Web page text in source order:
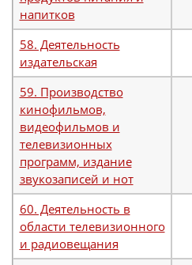
напитков
58. Деятельность
издательская
59. Производство
кинофильмов,
видеофильмов и
телевизионных
программ, издание
звукозаписей и нот
60. Деятельность в
области телевизионного
и радиовещания